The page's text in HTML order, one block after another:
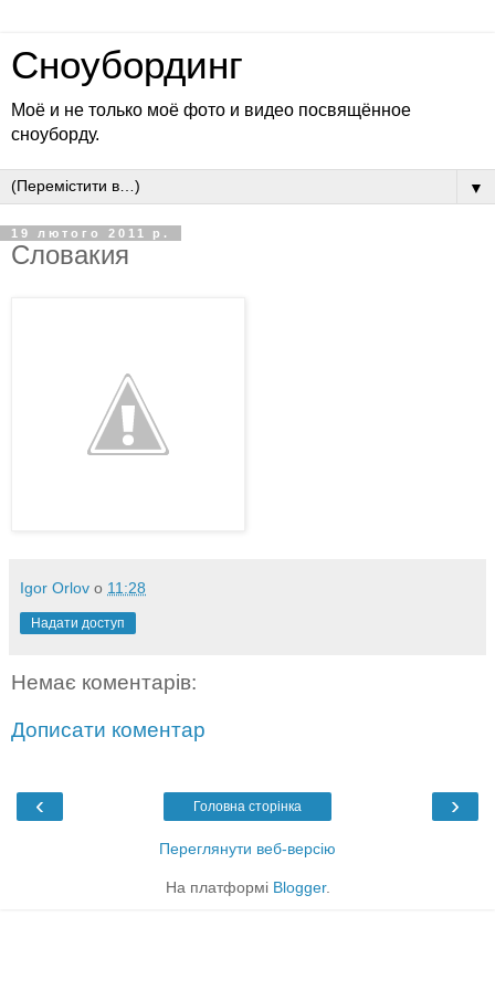
Сноубординг
Моё и не только моё фото и видео посвящённое
сноуборду.
▼
19 лютого 2011 р.
Словакия
Igor Orlov о 11:28
Надати доступ
Немає коментарів:
Дописати коментар
‹ ›
Головна сторінка
Переглянути веб-версію
На платформі Blogger.